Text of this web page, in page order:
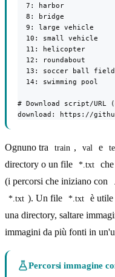
  7: harbor
  8: bridge
  9: large vehicle
  10: small vehicle
  11: helicopter
  12: roundabout
  13: soccer ball field
  14: swimming pool
# Download script/URL
download: https://
Ognuno tra train , val e
directory o un file
*.txt
(i percorsi che iniziano con
*.txt ). Un file *.txt
è utile
una directory, saltare
immagini da più fonti in
Percorsi immagine